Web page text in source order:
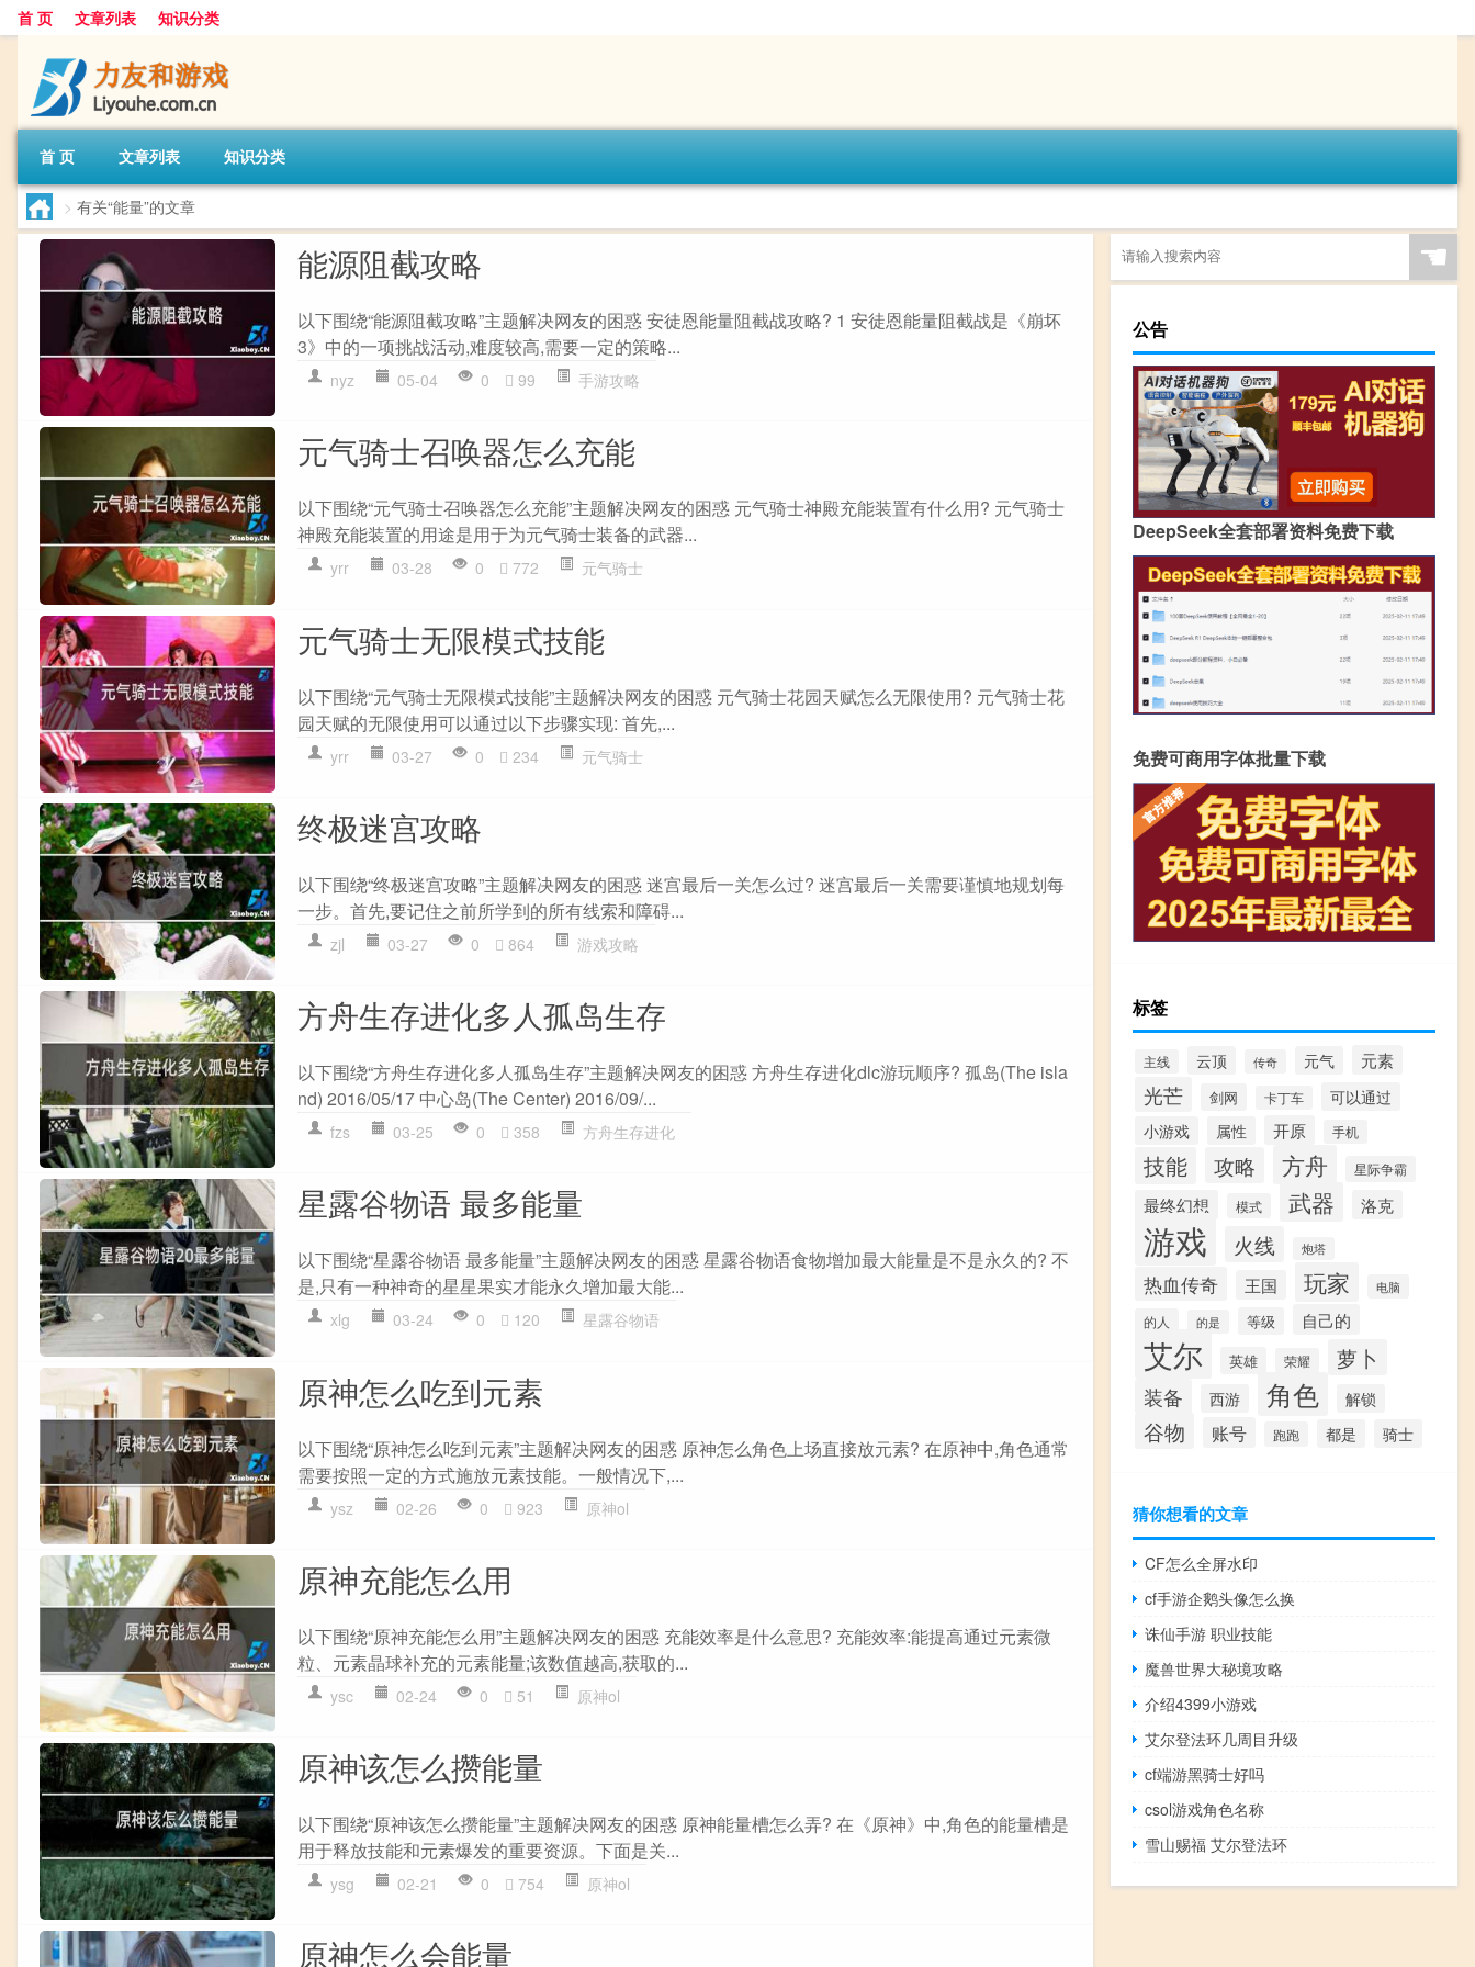
首 页 文章列表 知识分类
首 页 文章列表 知识分类
> 有关“能量”的文章
能源阻截攻略
以下围绕“能源阻截攻略”主题解决网友的困惑 安徒恩能量阻截战攻略? 1 安徒恩能量阻截战是《崩坏
3》中的一项挑战活动,难度较高,需要一定的策略...
nyz 05-04 0 99 手游攻略
元气骑士召唤器怎么充能
以下围绕“元气骑士召唤器怎么充能”主题解决网友的困惑 元气骑士神殿充能装置有什么用? 元气骑士
神殿充能装置的用途是用于为元气骑士装备的武器...
yrr 03-28 0 772 元气骑士
元气骑士无限模式技能
以下围绕“元气骑士无限模式技能”主题解决网友的困惑 元气骑士花园天赋怎么无限使用? 元气骑士花
园天赋的无限使用可以通过以下步骤实现: 首先,...
yrr 03-27 0 234 元气骑士
终极迷宫攻略
以下围绕“终极迷宫攻略”主题解决网友的困惑 迷宫最后一关怎么过? 迷宫最后一关需要谨慎地规划每
一步。首先,要记住之前所学到的所有线索和障碍...
zjl 03-27 0 864 游戏攻略
方舟生存进化多人孤岛生存
以下围绕“方舟生存进化多人孤岛生存”主题解决网友的困惑 方舟生存进化dlc游玩顺序? 孤岛(The isla
nd) 2016/05/17 中心岛(The Center) 2016/09/...
fzs 03-25 0 358 方舟生存进化
星露谷物语 最多能量
以下围绕“星露谷物语 最多能量”主题解决网友的困惑 星露谷物语食物增加最大能量是不是永久的? 不
是,只有一种神奇的星星果实才能永久增加最大能...
xlg 03-24 0 120 星露谷物语
原神怎么吃到元素
以下围绕“原神怎么吃到元素”主题解决网友的困惑 原神怎么角色上场直接放元素? 在原神中,角色通常
需要按照一定的方式施放元素技能。一般情况下,...
ysz 02-26 0 923 原神ol
原神充能怎么用
以下围绕“原神充能怎么用”主题解决网友的困惑 充能效率是什么意思? 充能效率:能提高通过元素微
粒、元素晶球补充的元素能量;该数值越高,获取的...
ysc 02-24 0 51 原神ol
原神该怎么攒能量
以下围绕“原神该怎么攒能量”主题解决网友的困惑 原神能量槽怎么弄? 在《原神》中,角色的能量槽是
用于释放技能和元素爆发的重要资源。下面是关...
ysg 02-21 0 754 原神ol
原神怎么会能量
☚
公告
DeepSeek全套部署资料免费下载
免费可商用字体批量下载
标签
主线 云顶 传奇 元气 元素
光芒 剑网 卡丁车
可以通过
小游戏
属性 开原 手机
技能 攻略 方舟 星际争霸
最终幻想 模式 武器 洛克
游戏 火线 炮塔
热血传奇 王国 玩家 电脑
的人 的是 等级 自己的
艾尔 英雄 荣耀 萝卜
装备 西游 角色 解锁
谷物 账号 跑跑 都是 骑士
猜你想看的文章
CF怎么全屏水印
cf手游企鹅头像怎么换
诛仙手游 职业技能
魔兽世界大秘境攻略
介绍4399小游戏
艾尔登法环几周目升级
cf端游黑骑士好吗
csol游戏角色名称
雪山赐福 艾尔登法环